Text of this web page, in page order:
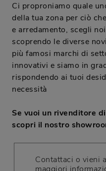
Ci proproniamo quale
della tua zona per ciò
e arredamento, scegli
scoprendo le diverse
più famosi marchi di
innovativi e siamo in
rispondendo ai tuoi
necessità
Se vuoi un rivenditore
scopri il nostro
Contattaci o vieni